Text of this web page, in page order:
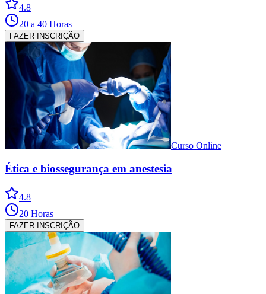
4.8
20 a 40 Horas
FAZER INSCRIÇÃO
Curso Online
Ética e biossegurança em anestesia
4.8
20 Horas
FAZER INSCRIÇÃO